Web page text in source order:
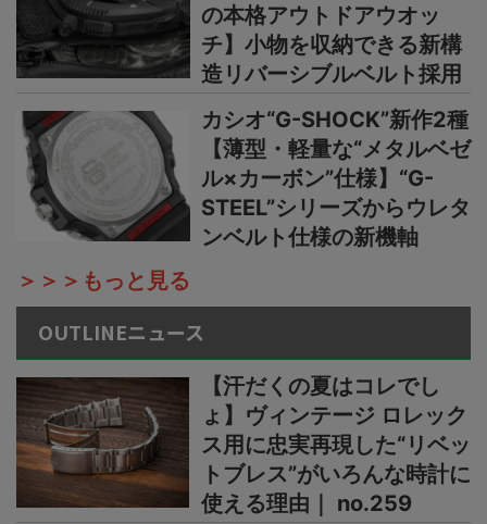
の本格アウトドアウオッ
チ】小物を収納できる新構
造リバーシブルベルト採用
カシオ“G-SHOCK”新作2種
【薄型・軽量な“メタルベゼ
ル×カーボン”仕様】“G-
STEEL”シリーズからウレタ
ンベルト仕様の新機軸
＞＞＞もっと見る
OUTLINEニュース
【汗だくの夏はコレでし
ょ】ヴィンテージ ロレック
ス用に忠実再現した“リベッ
トブレス”がいろんな時計に
使える理由｜ no.259